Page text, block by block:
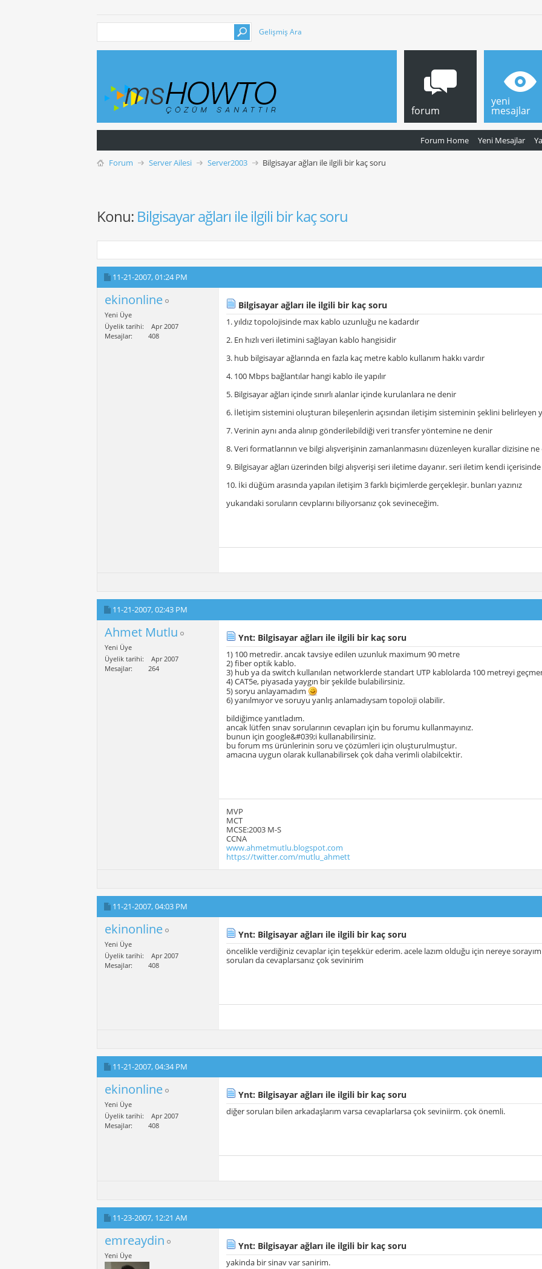
Gelişmiş Ara
forum
Forum Home Yeni Mesajlar
yeni
mesajlar
Forum Server Ailesi Server2003 Bilgisayar ağları ile ilgili bir kaç soru
Konu: Bilgisayar ağları ile ilgili bir kaç soru
11-21-2007,01:24 PM
ekinonline
Yeni Üye
Üyelik tarihi
Apr 2007
Mesajlar
408
Bilgisayar ağları ile ilgili bir kaç soru
1. yıldız topolojisinde max kablo uzunluğu ne kadardır
2. En hızlı veri iletimini sağlayan kablo hangisidir
3. hub bilgisayar ağlarında en fazla kaç metre kablo kullanım hakkı vardır
4. 100 Mbps bağlantılar hangi kablo ile yapılır
5. Bilgisayar ağları içinde sınırlı alanlar içinde kurulanlara ne denir
6. İletişim sistemini oluşturan bileşenlerin açısından iletişim sisteminin şeklini belirleyen
7. Verinin aynı anda alınıp gönderilebildiği veri transfer yöntemine ne denir
8. Veri formatlarının ve bilgi alışverişinin zamanlanmasını düzenleyen kurallar dizisine
9. Bilgisayar ağları üzerinden bilgi alışverişi seri iletime dayanır. seri iletim kendi içerisinde
10. İki düğüm arasında yapılan iletişim 3 farklı biçimlerde gerçekleşir. bunları yazınız
yukarıdaki soruların cevplarını biliyorsanız çok sevineceğim.
11-21-2007,02:43 PM
Ahmet Mutlu
Yeni Üye
Üyelik tarihi
Apr 2007
Mesajlar
264
Ynt: Bilgisayar ağları ile ilgili bir kaç soru
1) 100 metredir. ancak tavsiye edilen uzunluk maximum 90 metre
2) fiber optik kablo.
3) hub ya da switch kullanılan networklerde standart UTP kablolarda 100 metreyi
4) CAT5e, piyasada yaygın bir şekilde bulabilirsiniz.
5) soryu anlayamadım
6) yanılmıyor ve soruyu yanlış anlamadıysam topoloji olabilir.
bildiğimce yanıtladım.
ancak lütfen sınav sorularının cevapları için bu forumu kullanmayınız.
bunun için google&#039;i kullanabilirsiniz.
bu forum ms ürünlerinin soru ve çözümleri için oluşturulmuştur.
amacına uygun olarak kullanabilirsek çok daha verimli olabilcektir.
MVP
MCT
MCSE:2003 M-S
CCNA
www.ahmetmutlu.blogspot.com
https://twitter.com/mutlu_ahmett
11-21-2007,04:03 PM
ekinonline
Yeni Üye
Üyelik tarihi
Apr 2007
Mesajlar
408
Ynt: Bilgisayar ağları ile ilgili bir kaç soru
öncelikle verdiğiniz cevaplar için teşekkür ederim. acele lazım olduğu için nereye
soruları da cevaplarsanız çok sevinirim
11-21-2007,04:34 PM
ekinonline
Yeni Üye
Üyelik tarihi
Apr 2007
Mesajlar
408
Ynt: Bilgisayar ağları ile ilgili bir kaç soru
diğer soruları bilen arkadaşlarım varsa cevaplarlarsa çok seviniirm. çok önemli.
11-23-2007, 12:21 AM
emreaydin
Yeni Üye
Ynt: Bilgisayar ağları ile ilgili bir kaç soru
yakinda bir sinav var sanirim.